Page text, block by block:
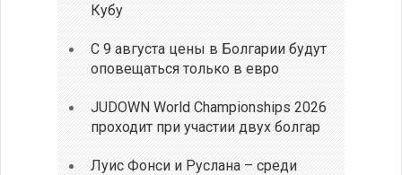
Кубу
С 9 августа цены в Болгарии будут
оповещаться только в евро
JUDOWN World Championships 2026
проходит при участии двух болгар
Луис Фонси и Руслана – среди